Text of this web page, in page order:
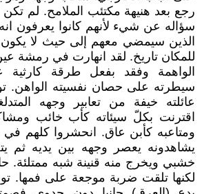
رجع بعد هنيهة مكتئب الملامح. لم تكن
سؤاله عن شيء لأنهم كانوا يعرفون
الذين سيمضي معهم إلى حيث لا يكون
للمكان تاريخ. لقد انهارت في رمشة
الواهمة وفقد بفعل طرقة كارثية
سيطرته على حصان نفسيته الواهن.
عائلته خيفة من تعابير وجهه
اقترنت بكلّ سيئاته كأب خائب
ومتاعبه كأبن عاق. انحشروا كلهم
يشاهدونه يعصر وجهه بين يديه ثم
خشبي ويخرج منه قنينة شبه ممتلئة.
لكنها تلقت ضربة موجعة على فمها.